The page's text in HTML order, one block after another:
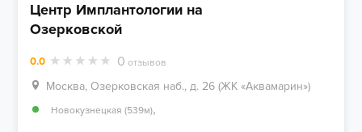
Центр Имплантологии на
Озерковской
0.0 0 отзывов
Москва, Озерковская наб., д. 26 (ЖК «Аквамарин»)
Новокузнецкая (539м),